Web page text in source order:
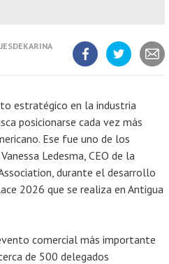
estratégico en la industria
posicionarse cada vez más
Ese fue uno de los
Ledesma, CEO de la
durante el desarrollo
2026 que se realiza en Antigua
comercial más importante
de 500 delegados